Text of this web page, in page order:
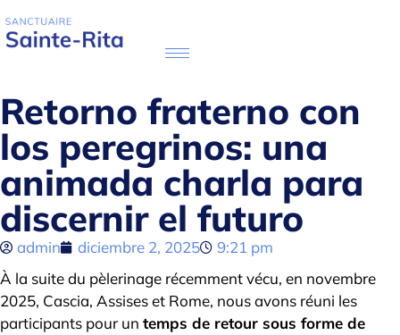
Retorno fraterno con
los peregrinos: una
animada charla para
discernir el futuro
admin diciembre 2, 2025
9:21 pm
À la suite du pèlerinage récemment vécu, en novembre
2025, Cascia, Assises et Rome, nous avons réuni les
participants pour un temps de retour sous forme de